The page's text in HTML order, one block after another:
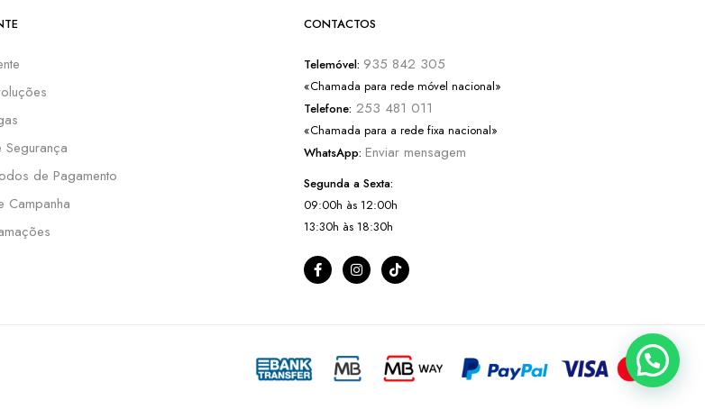
de Pagamento
Campanha
CONTACTOS
Telemóvel: 935 842 305
«Chamada para rede móvel nacional»
Telefone: 253 481 011
«Chamada para a rede fixa nacional»
WhatsApp:Enviar mensagem
Segunda a Sexta:
09:00h às 12:00h
13:30h às 18:30h